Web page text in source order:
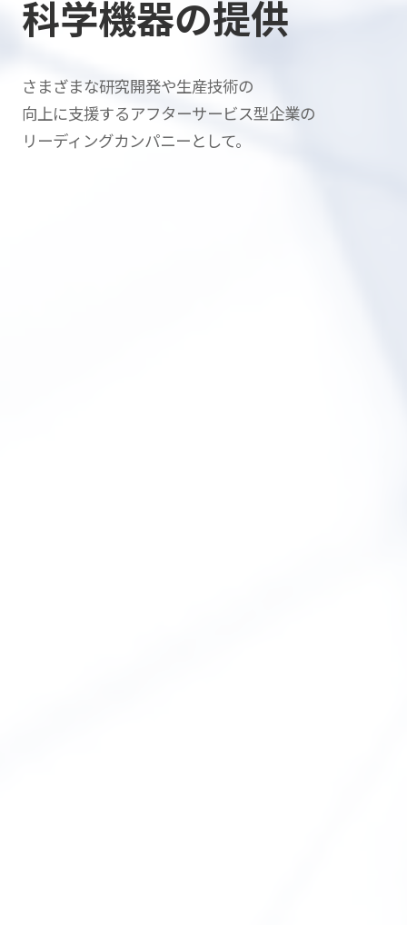
科学機器の提供
さまざまな研究開発や生産技術の
向上に支援するアフターサービス型企業の
リーディングカンパニーとして。